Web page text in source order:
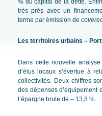
très près avec un
terme par émission de
Les territoires urbains –
Dans cette nouvelle
d’élus locaux s’évertue à
collectivités. Deux chiffres
des dépenses d’équipement
l’épargne brute de – 13,8 %.